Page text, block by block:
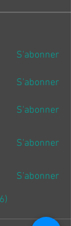
S'abonner
S'abonner
S'abonner
S'abonner
S'abonner